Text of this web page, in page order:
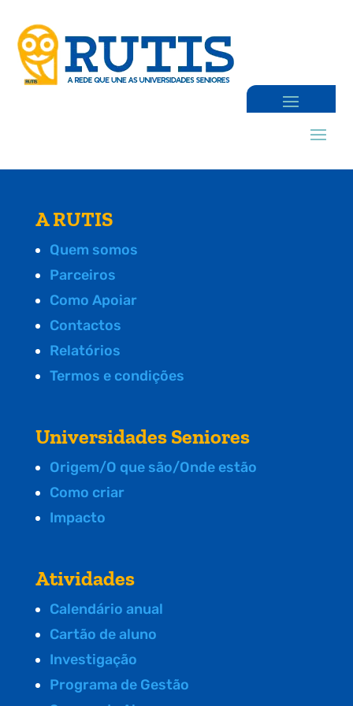
A RUTIS
Quem somos
Parceiros
Como Apoiar
Contactos
Relatórios
Termos e condições
Universidades Seniores
Origem/O que são/Onde estão
Como criar
Impacto
Atividades
Calendário anual
Cartão de aluno
Investigação
Programa de Gestão